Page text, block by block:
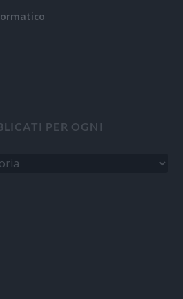
PER OGNI